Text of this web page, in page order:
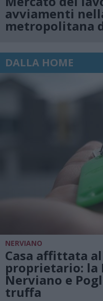
avviamenti
metropolitana
DALLA HOME
NERVIANO
Casa affittata
proprietario: la
Nerviano e
truffa